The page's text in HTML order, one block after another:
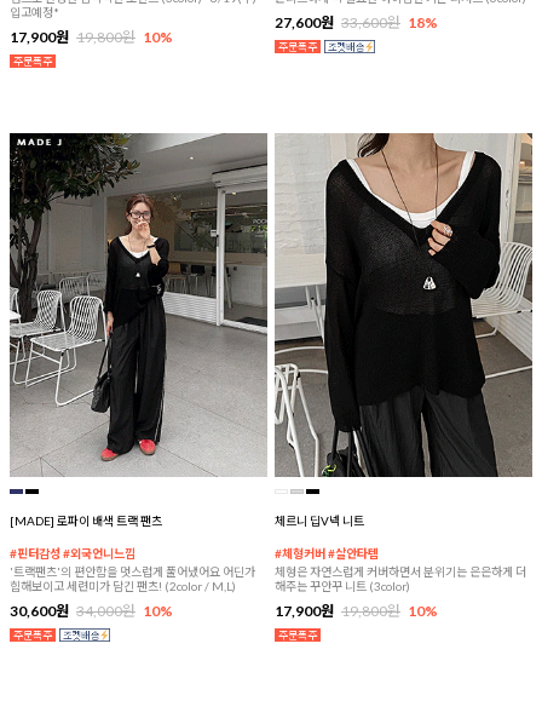
입고예정*
17,900원 19,800원 10%
27,600원 33,600원 18%
[MADE] 로파이 배색 트랙 팬츠
#핀터감성 #외국언니느낌
'트랙팬츠'의 편안함을 멋스럽게 풀어냈어요 어딘가
힙해보이고 세련미가 담긴 팬츠! (2color / M,L)
30,600원 34,000원 10%
체르니 딥V넥 니트
#체형커버 #살안타템
체형은 자연스럽게 커버하면서 분위기는 은은하게 더
해주는 꾸안꾸 니트 (3color)
17,900원 19,800원 10%